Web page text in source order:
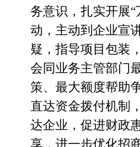
务意识，扎实开展
动，主动到企业宣
疑，指导项目包装
会同业务主管部门
策、最大额度帮助
直达资金拨付机制，
达企业， 促进财政
享 ， 进一步优化招